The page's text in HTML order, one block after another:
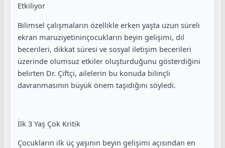
Etkiliyor
Bilimsel çalışmaların özellikle erken yaşta uzun süreli
ekran maruziyetininçocukların beyin gelişimi, dil
becerileri, dikkat süresi ve sosyal iletişim becerileri
üzerinde olumsuz etkiler oluşturduğunu gösterdiğini
belirten Dr. Çiftçi, ailelerin bu konuda bilinçli
davranmasının büyük önem taşıdığını söyledi.
İlk 3 Yaş Çok Kritik
Çocukların ilk üç yaşının beyin gelişimi açısından en